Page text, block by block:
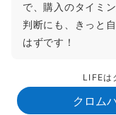
で、購入のタイミ
判断にも、きっと
はずです！
LIFEは
クロム